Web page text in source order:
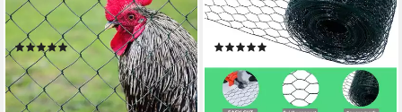
cm / 15 - 25 m Länge
Gartenzaun Grün
(2)
ab 42,99 € UVP55,89 €
(2,87 €/ 1 m)
-23%
Wühlmausgitter, Höhe 100
cm, Länge 15/25/50 m
(3)
UVP49,99 €
-69%
lieferbar - in 3-4 Werktagen bei dir